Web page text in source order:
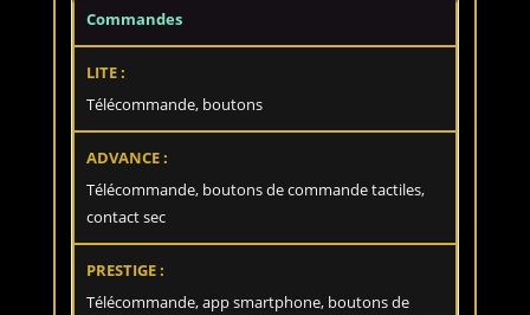
Commandes
Télécommande, boutons
Télécommande, boutons de commande tactiles,
contact sec
Télécommande, app smartphone, boutons de